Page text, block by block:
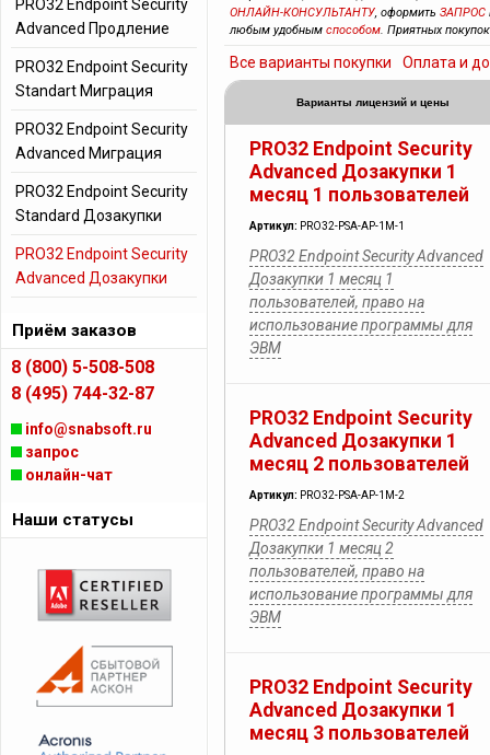
ОНЛАЙН-КОНСУЛЬТАНТУ, оформить ЗАПРОС
любым удобным способом. Приятных
Все варианты покупки Оплата и
Варианты лицензий и цены
PRO32 Endpoint Security
Advanced Дозакупки 1
месяц 1 пользователей
Артикул: PRO32-PSA-AP-1M-1
PRO32 Endpoint Security Advanced
Дозакупки 1 месяц 1
пользователей, право на
использование программы для
ЭВМ
PRO32 Endpoint Security
Advanced Дозакупки 1
месяц 2 пользователей
Артикул: PRO32-PSA-AP-1M-2
PRO32 Endpoint Security Advanced
Дозакупки 1 месяц 2
пользователей, право на
использование программы для
ЭВМ
PRO32 Endpoint Security
Advanced Дозакупки 1
месяц 3 пользователей
PRO32 Endpoint Security
Advanced Продление
PRO32 Endpoint Security
Standart Миграция
PRO32 Endpoint Security
Advanced Миграция
PRO32 Endpoint Security
Standard Дозакупки
PRO32 Endpoint Security
Advanced Дозакупки
Приём заказов
8 (800) 5-508-508
8 (495) 744-32-87
info@snabsoft.ru
запрос
онлайн-чат
Наши статусы